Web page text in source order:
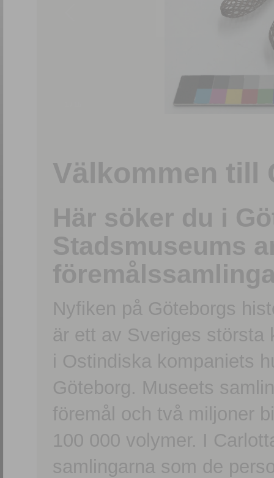
Välkommen till
Här söker du i
Stadsmuseums
Nyfiken på Göteborgs
är ett av Sveriges största
i Ostindiska kompaniets
Göteborg. Museets
föremål och två miljoner
100 000 volymer. I
samlingarna som de